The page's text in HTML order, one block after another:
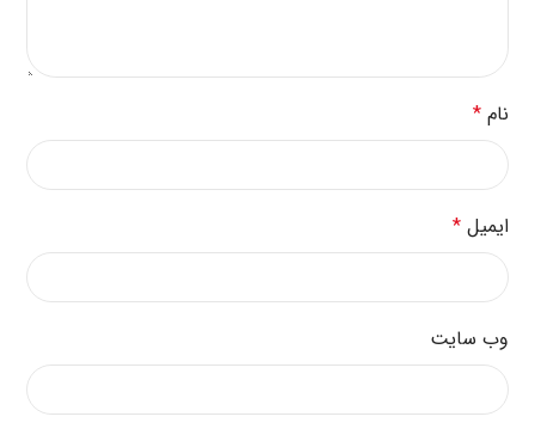
نام*
ایمیل*
وب‌ سایت